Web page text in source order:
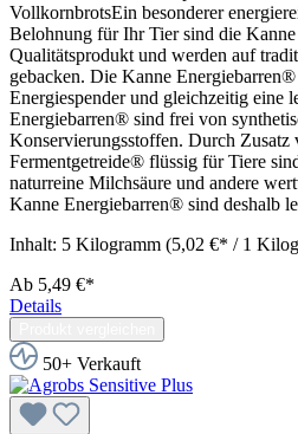
VollkornbrotsEin besonderer
Belohnung für Ihr Tier sind die
Qualitätsprodukt und werden auf
gebacken. Die Kanne
Energiespender und gleichzeitig eine
Energiebarren® sind frei von
Konservierungsstoffen. Durch
Fermentgetreide® flüssig für Tiere
naturreine Milchsäure und andere
Kanne Energiebarren® sind deshalb
Inhalt: 5 Kilogramm (5,02 €* / 1
Ab 5,49 €*
Details
50+ Verkauft